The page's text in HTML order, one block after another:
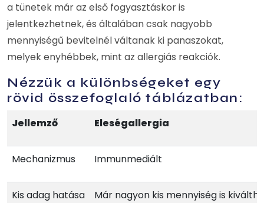
a tünetek már az első fogyasztáskor is
jelentkezhetnek, és általában csak nagyobb
mennyiségű bevitelnél váltanak ki panaszokat,
melyek enyhébbek, mint az allergiás reakciók.
Nézzük a különbségeket egy
rövid összefoglaló táblázatban:
Jellemző Eleségallergia
Mechanizmus Immunmediált
Kis adag hatása Már nagyon kis mennyiség is